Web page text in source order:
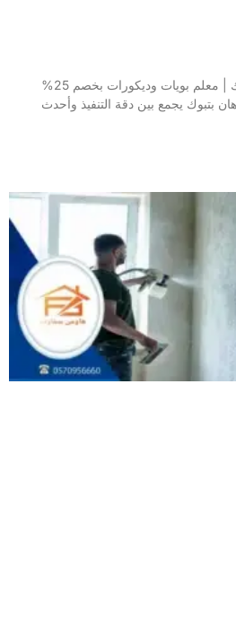
أفضل وارخص معلم دهان بتبوك | معلم بويات وديكورات بخصم 25%
بتبوك يجمع بين دقة التنفيذ وأحدث